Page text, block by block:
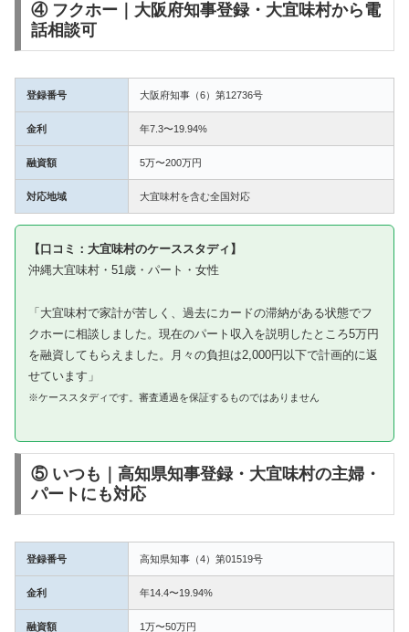
④ フクホー｜大阪府知事登録・大宜味村から電
話相談可
登録番号 大阪府知事（6）第12736号
金利 年7.3〜19.94%
融資額 5万〜200万円
対応地域 大宜味村を含む全国対応
【口コミ：大宜味村のケーススタディ】
沖縄大宜味村・51歳・パート・女性
「大宜味村で家計が苦しく、過去にカードの滞納がある状態でフ
クホーに相談しました。現在のパート収入を説明したところ5万円
を融資してもらえました。月々の負担は2,000円以下で計画的に返
せています」
※ケーススタディです。審査通過を保証するものではありません
⑤ いつも｜高知県知事登録・大宜味村の主婦・
パートにも対応
登録番号 高知県知事（4）第01519号
金利 年14.4〜19.94%
融資額 1万〜50万円